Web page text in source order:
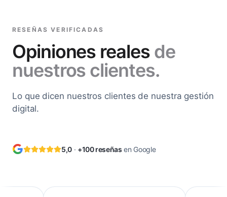
RESEÑAS VERIFICADAS
Opiniones reales de
nuestros clientes.
Lo que dicen nuestros clientes de nuestra gestión
digital.
5,0· +100 reseñas en Google